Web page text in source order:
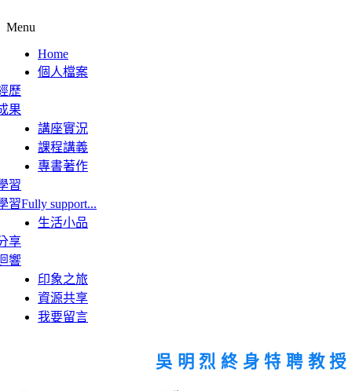
Menu
Home
個人檔案
歷
果
講座實況
課程講義
專書著作
習
習Fully support...
生活小品
享
響
印象之旅
資源共享
我要留言
吳明烈終身特聘教授